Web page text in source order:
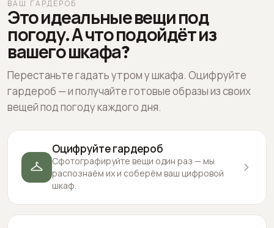
ВАШ ГАРДЕРОБ
Это идеальные вещи под
погоду. А что подойдёт из
вашего шкафа?
Перестаньте гадать утром у шкафа. Оцифруйте
гардероб — и получайте готовые образы из своих
вещей под погоду каждого дня.
Оцифруйте гардероб
Сфотографируйте вещи один раз — мы
распознаём их и соберём ваш цифровой
шкаф.